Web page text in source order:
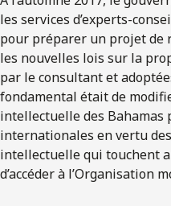
les services d’experts-
pour préparer un projet de
les nouvelles lois sur la
par le consultant et
fondamental était de
intellectuelle des Bahamas
internationales en vertu
intellectuelle qui touchent
d’accéder à l’Organisation